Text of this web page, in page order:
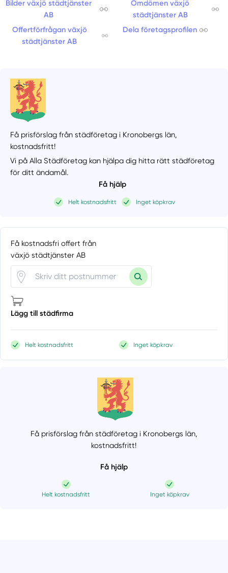
Bilder växjö städtjänster
AB
Omdömen växjö
städtjänster AB
Offertförfrågan växjö
städtjänster AB
Dela företagsprofilen
Få prisförslag från städföretag i Kronobergs län,
kostnadsfritt!
Vi på Alla Städföretag kan hjälpa dig hitta rätt städföretag
för ditt ändamål.
Få hjälp
Helt kostnadsfritt Inget köpkrav
Få kostnadsfri offert från
växjö städtjänster AB
Lägg till städfirma
Helt kostnadsfritt Inget köpkrav
Få prisförslag från städföretag i Kronobergs län,
kostnadsfritt!
Få hjälp
Helt kostnadsfritt Inget köpkrav